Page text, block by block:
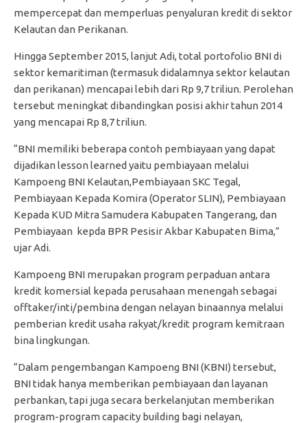
mempercepat dan memperluas penyaluran kredit di sektor
Kelautan dan Perikanan.
Hingga September 2015, lanjut Adi, total portofolio BNI di
sektor kemaritiman (termasuk didalamnya sektor kelautan
dan perikanan) mencapai lebih dari Rp 9,7 triliun. Perolehan
tersebut meningkat dibandingkan posisi akhir tahun 2014
yang mencapai Rp 8,7 triliun.
“BNI memiliki beberapa contoh pembiayaan yang dapat
dijadikan lesson learned yaitu pembiayaan melalui
Kampoeng BNI Kelautan,Pembiayaan SKC Tegal,
Pembiayaan Kepada Komira (Operator SLIN), Pembiayaan
Kepada KUD Mitra Samudera Kabupaten Tangerang, dan
Pembiayaan kepda BPR Pesisir Akbar Kabupaten Bima,”
ujar Adi.
Kampoeng BNI merupakan program perpaduan antara
kredit komersial kepada perusahaan menengah sebagai
offtaker/inti/pembina dengan nelayan binaannya melalui
pemberian kredit usaha rakyat/kredit program kemitraan
bina lingkungan.
“Dalam pengembangan Kampoeng BNI (KBNI) tersebut,
BNI tidak hanya memberikan pembiayaan dan layanan
perbankan, tapi juga secara berkelanjutan memberikan
program-program capacity building bagi nelayan,